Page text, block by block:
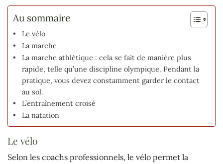
Au sommaire
Le vélo
La marche
La marche athlétique : cela se fait de manière plus
rapide, telle qu’une discipline olympique. Pendant la
pratique, vous devez constamment garder le contact
au sol.
L’entraînement croisé
La natation
Le vélo
Selon les coachs professionnels, le vélo permet la